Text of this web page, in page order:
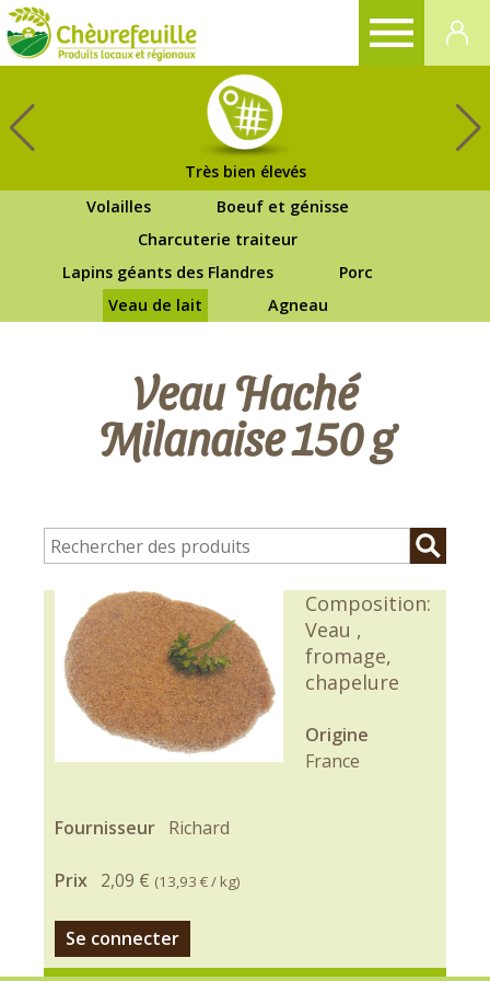
Très bien élevés
Volailles
Boeuf et génisse
Charcuterie traiteur
Lapins géants des Flandres
Porc
Veau de lait
Agneau
Veau Haché
Milanaise 150 g
Composition:
Veau ,
fromage,
chapelure
Origine
France
Fournisseur Richard
Prix 2,09 € (13,93 €/ kg)
Se connecter